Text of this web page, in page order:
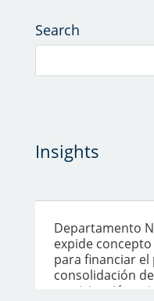
Search
Insights
Departamento
expide
para financiar
consolidación
participación